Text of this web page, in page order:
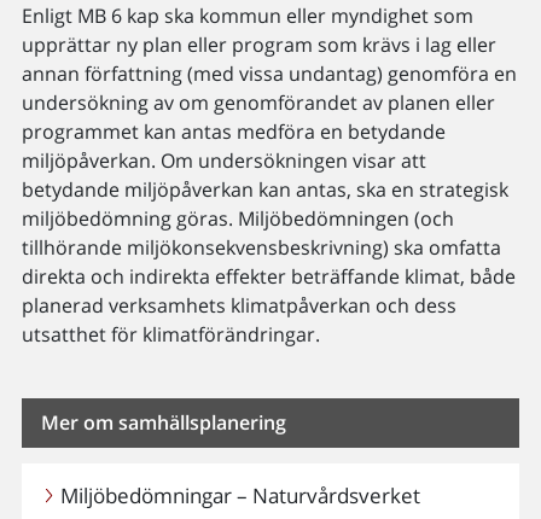
Enligt MB 6 kap ska kommun eller myndighet som
upprättar ny plan eller program som krävs i lag eller
annan författning (med vissa undantag) genomföra en
undersökning av om genomförandet av planen eller
programmet kan antas medföra en betydande
miljöpåverkan. Om undersökningen visar att
betydande miljöpåverkan kan antas, ska en strategisk
miljöbedömning göras. Miljöbedömningen (och
tillhörande miljökonsekvensbeskrivning) ska omfatta
direkta och indirekta effekter beträffande klimat, både
planerad verksamhets klimatpåverkan och dess
utsatthet för klimatförändringar.
Mer om samhällsplanering
Miljöbedömningar – Naturvårdsverket